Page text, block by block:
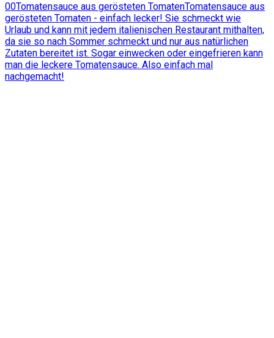
00Tomatensauce aus gerösteten TomatenTomatensauce aus
gerösteten Tomaten - einfach lecker! Sie schmeckt wie
Urlaub und kann mit jedem italienischen Restaurant mithalten,
da sie so nach Sommer schmeckt und nur aus natürlichen
Zutaten bereitet ist. Sogar einwecken oder eingefrieren kann
man die leckere Tomatensauce. Also einfach mal
nachgemacht!